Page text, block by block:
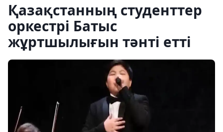
Қазақстанның студенттер
оркестрі Батыс
жұртшылығын тәнті етті